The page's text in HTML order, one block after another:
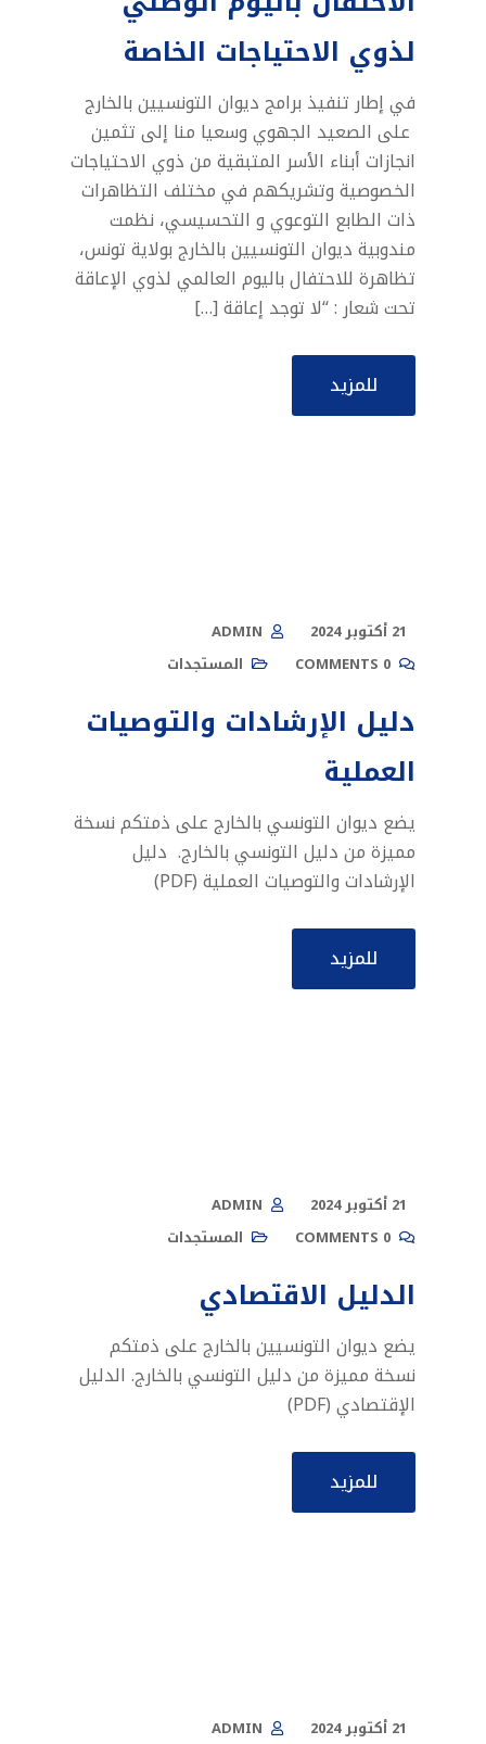
لذوي الاحتياجات الخاصة
في إطار تنفيذ برامج ديوان التونسيين بالخارج
على الصعيد الجهوي وسعيا منا إلى تثمين
انجازات أبناء الأسر المتبقية من ذوي الاحتياجات
الخصوصية وتشريكهم في مختلف التظاهرات
ذات الطابع التوعوي و التحسيسي، نظمت
مندوبية ديوان التونسيين بالخارج بولاية تونس،
تظاهرة للاحتفال باليوم العالمي لذوي الإعاقة
تحت شعار : “لا توجد إعاقة […]
للمزيد
21 أكتوبر 2024
ADMIN
0 COMMENTS
المستجدات
دليل الإرشادات والتوصيات
العملية
يضع ديوان التونسي بالخارج على ذمتكم نسخة
مميزة من دليل التونسي بالخارج. دليل
الإرشادات والتوصيات العملية (PDF)
للمزيد
21 أكتوبر 2024
ADMIN
0 COMMENTS
المستجدات
الدليل الاقتصادي
يضع ديوان التونسيين بالخارج على ذمتكم
نسخة مميزة من دليل التونسي بالخارج. الدليل
الإقتصادي (PDF)
للمزيد
21 أكتوبر 2024
ADMIN